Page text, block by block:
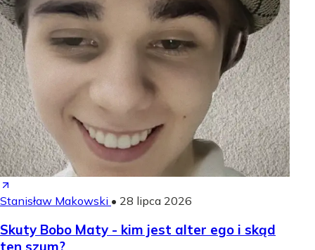
Stanisław Makowski • 28 lipca 2026
Skuty Bobo Maty - kim jest alter ego i skąd
ten szum?